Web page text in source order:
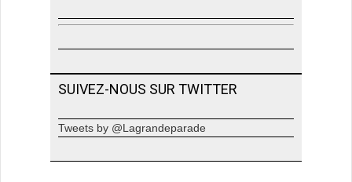
SUIVEZ-NOUS SUR TWITTER
Tweets by @Lagrandeparade